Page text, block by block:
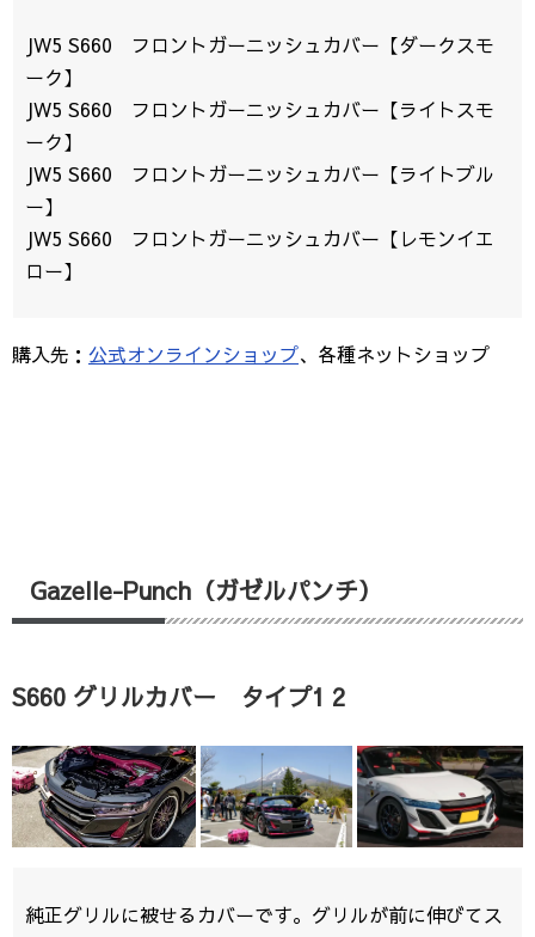
JW5 S660 フロントガーニッシュカバー【ダークスモ
ーク】
JW5 S660 フロントガーニッシュカバー【ライトスモ
ーク】
JW5 S660 フロントガーニッシュカバー【ライトブル
ー】
JW5 S660 フロントガーニッシュカバー【レモンイエ
ロー】
購入先： 公式オンラインショップ、各種ネットショップ
Gazelle-Punch（ガゼルパンチ）
S660 グリルカバー タイプ1 2
純正グリルに被せるカバーです。グリルが前に伸びてス